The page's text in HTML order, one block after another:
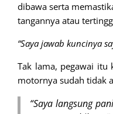
dibawa serta
tangannya atau
“Saya jawab kuncinya
Tak lama, pegawai itu
motornya sudah tidak
“Saya langsung